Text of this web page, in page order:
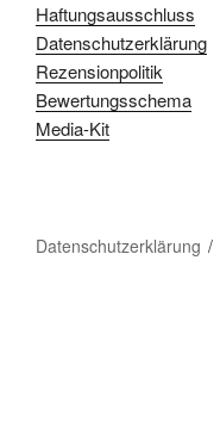
Haftungsausschluss
Datenschutzerklärung
Rezensionpolitik
Bewertungsschema
Media-Kit
Datenschutzerklärung